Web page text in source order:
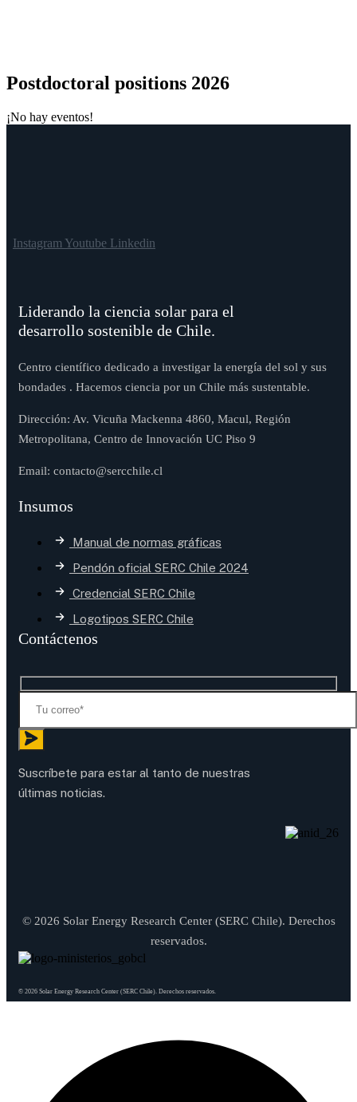
Postdoctoral positions 2026
¡No hay eventos!
Instagram Youtube Linkedin
Liderando la ciencia solar para el
desarrollo sostenible de Chile.
Centro científico dedicado a investigar la energía del sol y sus
bondades . Hacemos ciencia por un Chile más sustentable.
Dirección: Av. Vicuña Mackenna 4860, Macul, Región
Metropolitana, Centro de Innovación UC Piso 9
Email: contacto@sercchile.cl
Insumos
Manual de normas gráficas
Pendón oficial SERC Chile 2024
Credencial SERC Chile
Logotipos SERC Chile
Contáctenos
Suscríbete para estar al tanto de nuestras
últimas noticias.
© 2026 Solar Energy Research Center (SERC Chile). Derechos
reservados.
© 2026 Solar Energy Research Center (SERC Chile). Derechos reservados.